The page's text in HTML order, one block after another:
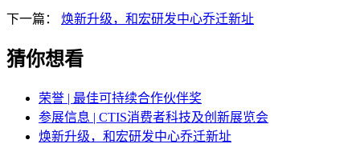
下一篇： 焕新升级，和宏研发中心乔迁新址
猜你想看
荣誉 | 最佳可持续合作伙伴奖
参展信息 | CTIS消费者科技及创新展览会
焕新升级，和宏研发中心乔迁新址